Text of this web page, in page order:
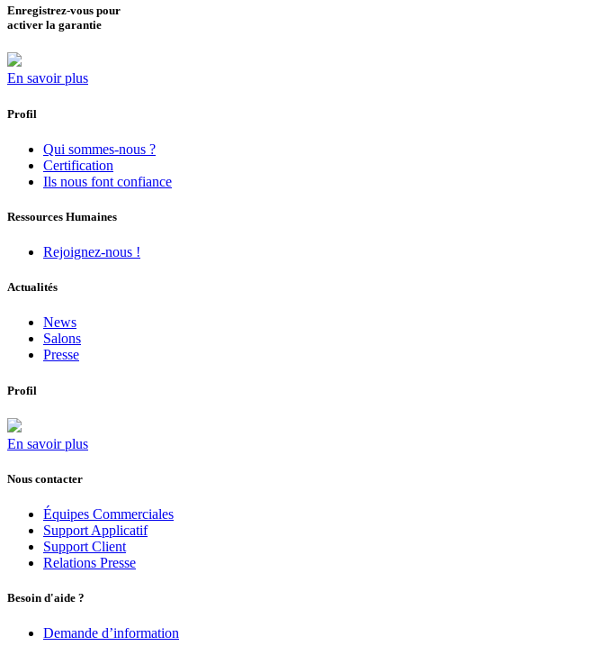
Enregistrez-vous pour
activer la garantie
En savoir plus
Profil
Qui sommes-nous ?
Certification
Ils nous font confiance
Ressources Humaines
Rejoignez-nous !
Actualités
News
Salons
Presse
Profil
En savoir plus
Nous contacter
Équipes Commerciales
Support Applicatif
Support Client
Relations Presse
Besoin d'aide ?
Demande d’information